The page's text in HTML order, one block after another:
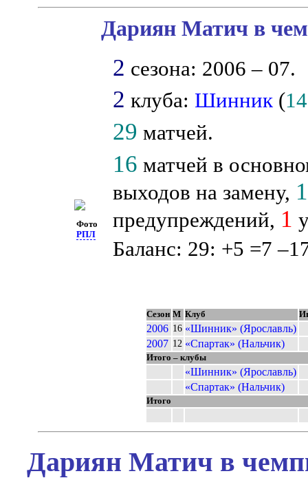
Фото
РПЛ
Дариян Матич в
2 сезона: 2006 – 07.
2 клуба: Шинник (14
29 матчей.
16 матчей в
выходов на замену,
предупреждений, 1
Баланс: 29: +5 =7
Сезон М Клуб
2006 16 «Шинник» (Ярославль)
2007 12 «Спартак» (Нальчик)
Итого – клубы
«Шинник» (Ярославль)
«Спартак» (Нальчик)
Итого
Дариян Матич в